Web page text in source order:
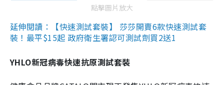
點擊圖片放大
延伸閱讀：【快速測試套裝】 莎莎開賣6款快速測試套
裝！最平$15起 政府衛生署認可測試劑買2送1
YHLO新冠病毒快速抗原測試套裝